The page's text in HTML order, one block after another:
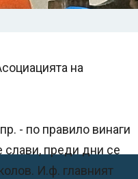
на
- по правило винаги
слави, преди дни се
И.ф. главният